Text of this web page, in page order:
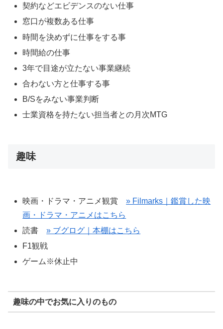
契約などエビデンスのない仕事
窓口が複数ある仕事
時間を決めずに仕事をする事
時間給の仕事
3年で目途が立たない事業継続
合わない方と仕事する事
B/Sをみない事業判断
士業資格を持たない担当者との月次MTG
趣味
映画・ドラマ・アニメ観賞» Filmarks｜鑑賞した映
画・ドラマ・アニメはこちら
読書» ブグログ｜本棚はこちら
F1観戦
ゲーム※休止中
趣味の中でお気に入りのもの